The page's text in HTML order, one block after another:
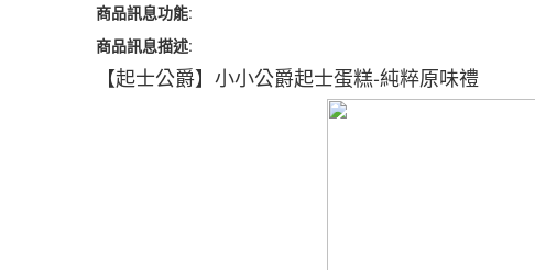
商品訊息功能:
商品訊息描述:
【起士公爵】小小公爵起士蛋糕-純粹原味禮